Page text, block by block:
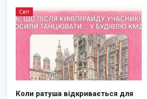
Світ
Коли ратуша відкривається для